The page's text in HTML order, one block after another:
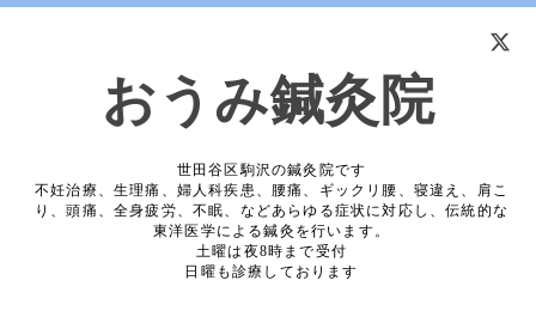
おうみ鍼灸院
世田谷区駒沢の鍼灸院です
不妊治療、生理痛、婦人科疾患、腰痛、ギックリ腰、寝違え、肩こ
り、頭痛、全身疲労、不眠、などあらゆる症状に対応し、伝統的な
東洋医学による鍼灸を行います。
土曜は夜8時まで受付
日曜も診療しております